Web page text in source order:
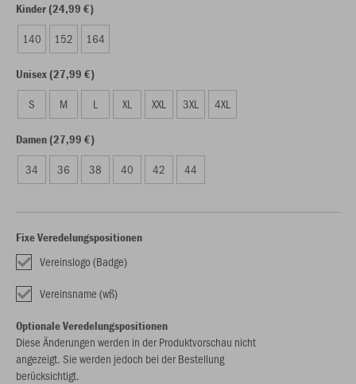
Kinder (24,99 €)
140 152 164
Unisex (27,99 €)
S M L XL XXL 3XL 4XL
Damen (27,99 €)
34 36 38 40 42 44
Fixe Veredelungspositionen
Vereinslogo (Badge)
Vereinsname (wß)
Optionale Veredelungspositionen
Diese Änderungen werden in der Produktvorschau nicht
angezeigt. Sie werden jedoch bei der Bestellung
berücksichtigt.